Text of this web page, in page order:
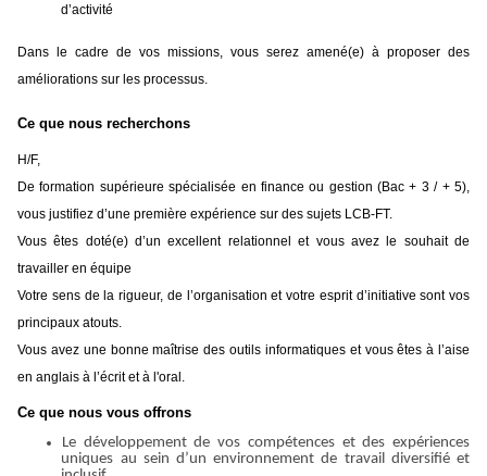
d’activité
Dans le cadre de vos missions, vous serez amené(e) à proposer des
améliorations sur les processus.
Ce que nous recherchons
H/F,
De formation supérieure spécialisée en finance ou gestion (Bac + 3 / + 5),
vous justifiez d’une première expérience sur des sujets LCB-FT.
Vous êtes doté(e) d’un excellent relationnel et vous avez le souhait de
travailler en équipe
Votre sens de la rigueur, de l’organisation et votre esprit d’initiative sont vos
principaux atouts.
Vous avez une bonne maîtrise des outils informatiques et vous êtes à l’aise
en anglais à l’écrit et à l'oral.
Ce que nous vous offrons
Le développement de vos compétences et des expériences
uniques au sein d’un environnement de travail diversifié et